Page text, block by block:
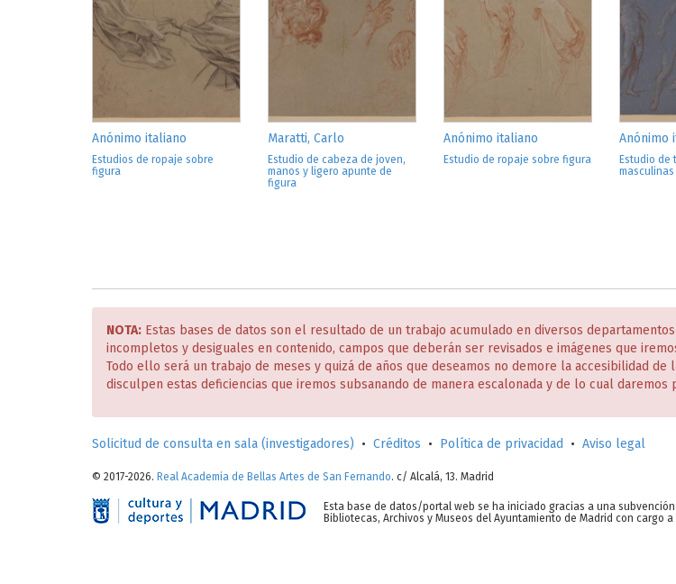
Anónimo italiano
Estudios de ropaje sobre
figura
Maratti, Carlo
Estudio de cabeza de joven,
manos y ligero apunte de
figura
Anónimo italiano
Estudio de ropaje sobre figura
Anónimo
Estudio de
masculinas
NOTA: Estas bases de datos son el resultado de un trabajo acumulado en diversos
incompletos y desiguales en contenido, campos que deberán ser revisados e imágenes que
Todo ello será un trabajo de meses y quizá de años que deseamos no demore la accesibilidad
disculpen estas deficiencias que iremos subsanando de manera escalonada y de lo cual
Solicitud de consulta en sala (investigadores) • Créditos • Política de privacidad • Aviso legal
© 2017-2026. Real Academia de Bellas Artes de San Fernando. c/ Alcalá, 13. Madrid
Esta base de datos/portal web se ha iniciado gracias a una
Bibliotecas, Archivos y Museos del Ayuntamiento de Madrid con cargo